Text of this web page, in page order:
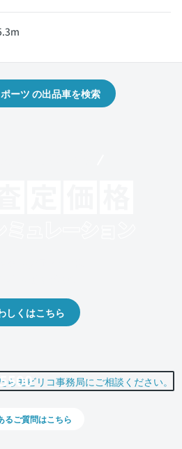
ーツ の出品車を検索
しくはこちら
るご質問はこちら